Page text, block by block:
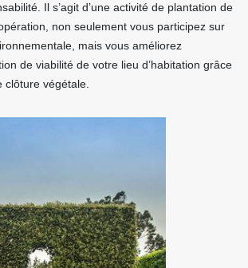
Il s’agit d’une activité de plantation de
non seulement vous participez sur
mais vous améliorez
de viabilité de votre lieu d’habitation grâce
clôture végétale.